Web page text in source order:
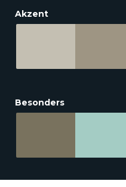
Akzent
Besonders